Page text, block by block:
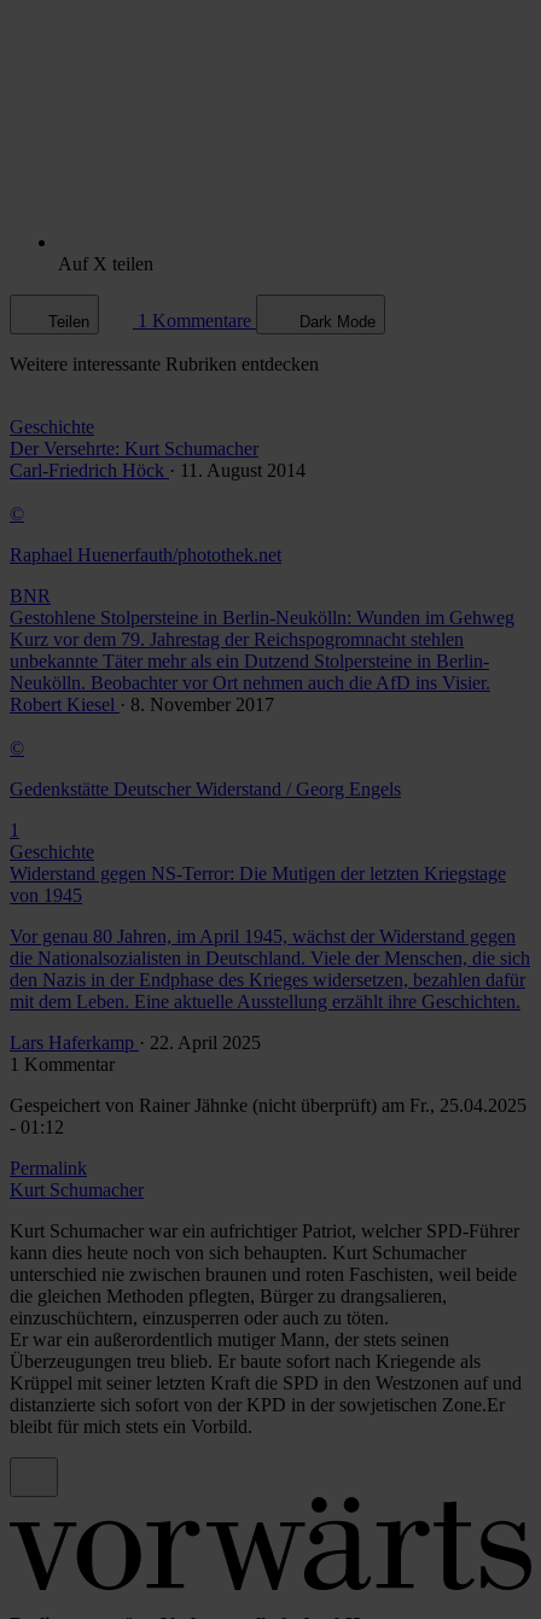
Auf X teilen
Teilen 1 Kommentare Dark Mode
Weitere interessante Rubriken entdecken
Geschichte
Der Versehrte: Kurt Schumacher
Carl-Friedrich Höck · 11. August 2014
©
Raphael Huenerfauth/photothek.net
BNR
Gestohlene Stolpersteine in Berlin-Neukölln: Wunden im Gehweg
Kurz vor dem 79. Jahrestag der Reichspogromnacht stehlen
unbekannte Täter mehr als ein Dutzend Stolpersteine in Berlin-
Neukölln. Beobachter vor Ort nehmen auch die AfD ins Visier.
Robert Kiesel · 8. November 2017
©
Gedenkstätte Deutscher Widerstand / Georg Engels
1
Geschichte
Widerstand gegen NS-Terror: Die Mutigen der letzten Kriegstage
von 1945
Vor genau 80 Jahren, im April 1945, wächst der Widerstand gegen
die Nationalsozialisten in Deutschland. Viele der Menschen, die sich
den Nazis in der Endphase des Krieges widersetzen, bezahlen dafür
mit dem Leben. Eine aktuelle Ausstellung erzählt ihre Geschichten.
Lars Haferkamp · 22. April 2025
1 Kommentar
Gespeichert von Rainer Jähnke (nicht überprüft) am Fr., 25.04.2025
- 01:12
Permalink
Kurt Schumacher
Kurt Schumacher war ein aufrichtiger Patriot, welcher SPD-Führer
kann dies heute noch von sich behaupten. Kurt Schumacher
unterschied nie zwischen braunen und roten Faschisten, weil beide
die gleichen Methoden pflegten, Bürger zu drangsalieren,
einzuschüchtern, einzusperren oder auch zu töten.
Er war ein außerordentlich mutiger Mann, der stets seinen
Überzeugungen treu blieb. Er baute sofort nach Kriegende als
Krüppel mit seiner letzten Kraft die SPD in den Westzonen auf und
distanzierte sich sofort von der KPD in der sowjetischen Zone.Er
bleibt für mich stets ein Vorbild.